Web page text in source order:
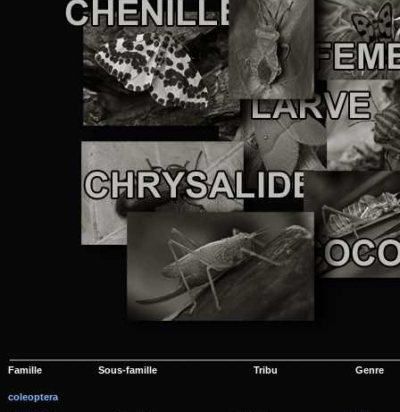
Famille Sous-famille Tribu Genre
coleoptera